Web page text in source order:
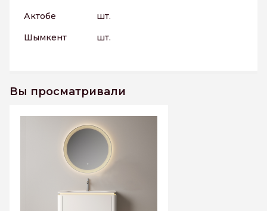
Актобе
шт.
Шымкент
шт.
Вы просматривали